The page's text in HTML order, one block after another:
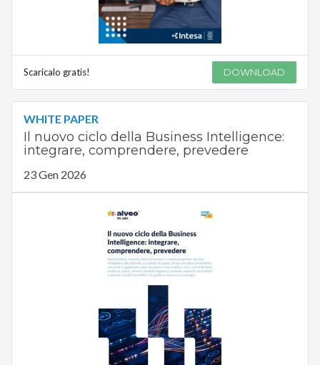
Scaricalo gratis! DOWNLOAD
WHITE PAPER
Il nuovo ciclo della Business Intelligence:
integrare, comprendere, prevedere
23 Gen 2026